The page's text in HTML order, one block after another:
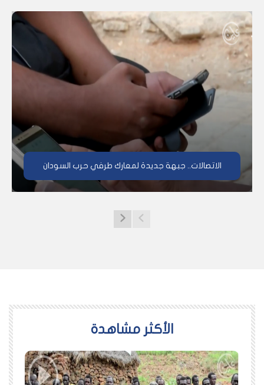
الاتصالات.. جبهة جديدة لمعارك طرفي حرب السودان
اﻷكثر مشاهدة